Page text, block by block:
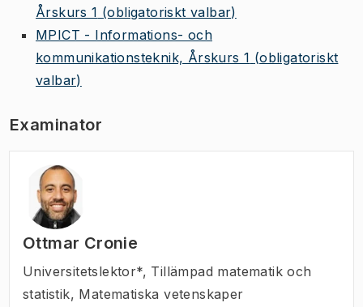
Årskurs 1 (obligatoriskt valbar)
MPICT - Informations- och
kommunikationsteknik, Årskurs 1 (obligatoriskt
valbar)
Examinator
Ottmar Cronie
Universitetslektor*, Tillämpad matematik och
statistik, Matematiska vetenskaper